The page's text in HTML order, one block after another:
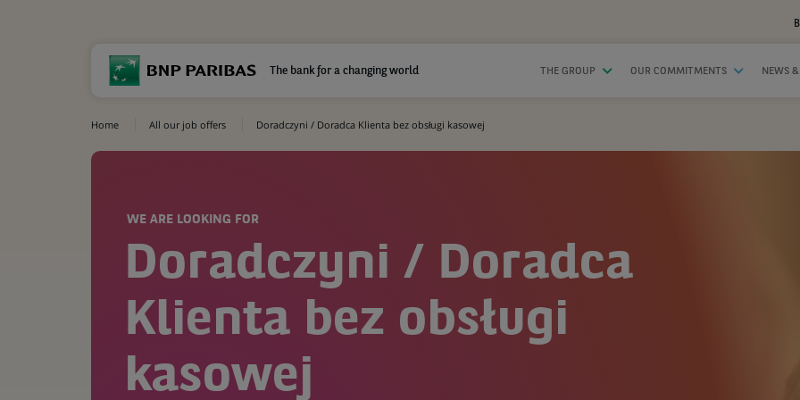
The bank for a changing world THE GROUP OUR COMMITMENTS NEWS
Home All our job offers Doradczyni / Doradca Klienta bez obsługi kasowej
WE ARE LOOKING FOR
Doradczyni / Doradca
Klienta bez obsługi
kasowej